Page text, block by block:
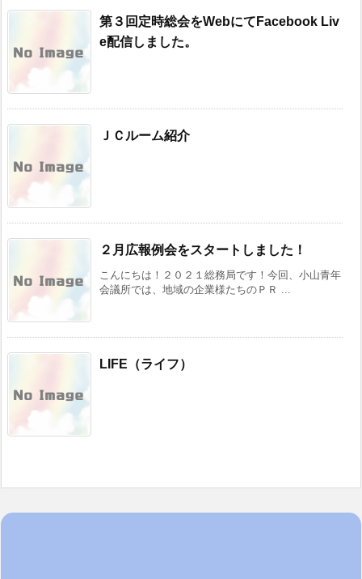
第３回定時総会をWebにてFacebook Liv
e配信しました。
ＪＣルーム紹介
２月広報例会をスタートしました！
こんにちは！２０２１総務局です！今回、小山青年
会議所では、地域の企業様たちのＰＲ ...
LIFE（ライフ）